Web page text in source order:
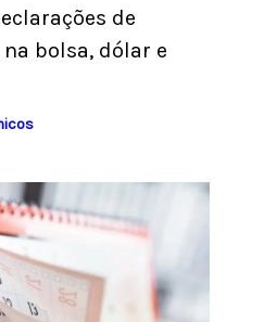
de
bolsa, dólar e